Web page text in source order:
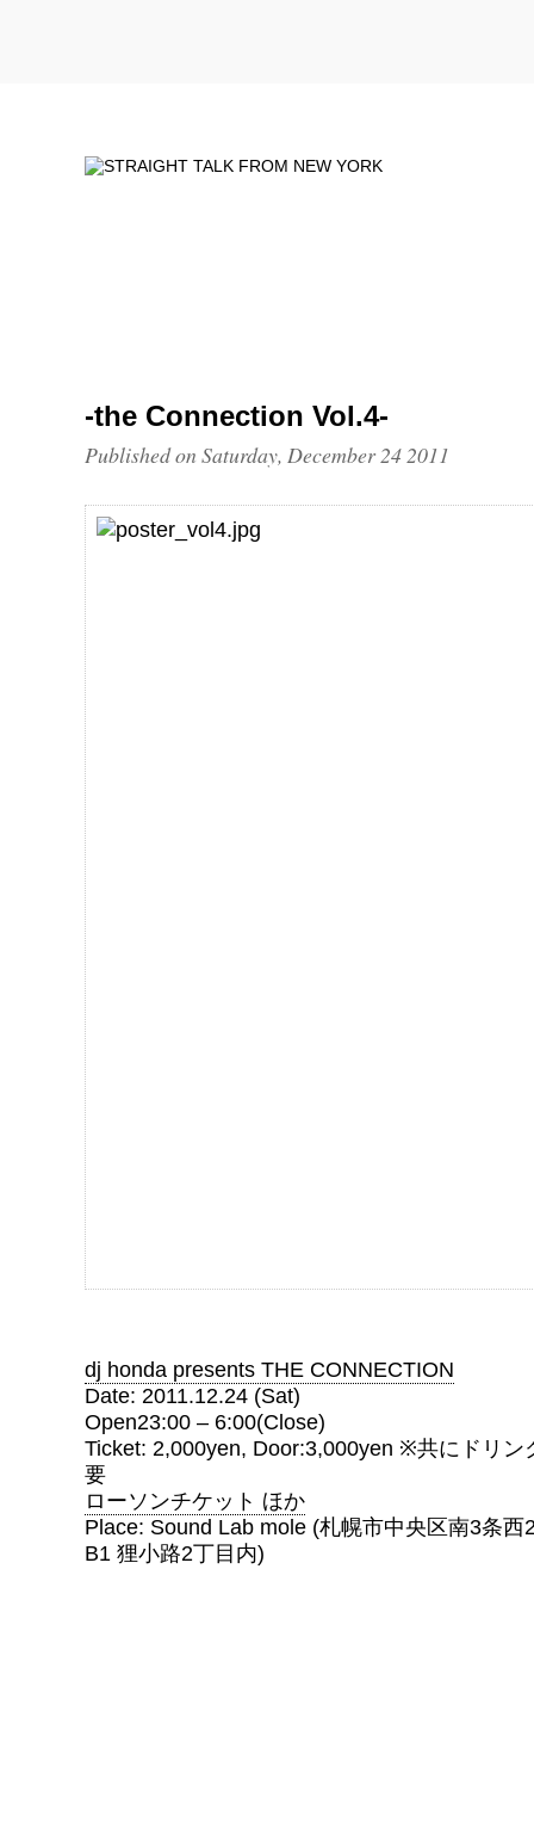
-the Connection Vol.4-
Published on Saturday, December 24 2011
dj honda presents THE CONNECTION
Date: 2011.12.24 (Sat)
Open23:00 – 6:00(Close)
Ticket: 2,000yen, Door:3,000yen ※共にドリン
要
ローソンチケット ほか
Place: Sound Lab mole (札幌市中央区南3条西
B1 狸小路2丁目内)